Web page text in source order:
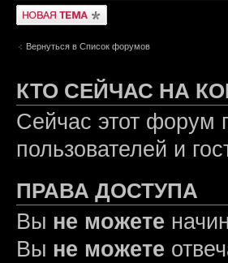
Новая тема
Вернуться в Список форумов
КТО СЕЙЧАС НА
Сейчас этот форум
пользователей и
ПРАВА ДОСТУПА
Вы не можете
Вы не можете